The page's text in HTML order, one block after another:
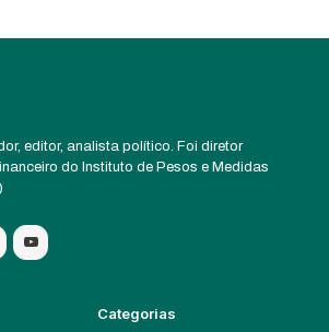
editor, analista político. Foi diretor
do Instituto de Pesos e Medidas
Categorias